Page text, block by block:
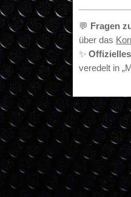
💬 Fragen
über das
✨
veredelt in